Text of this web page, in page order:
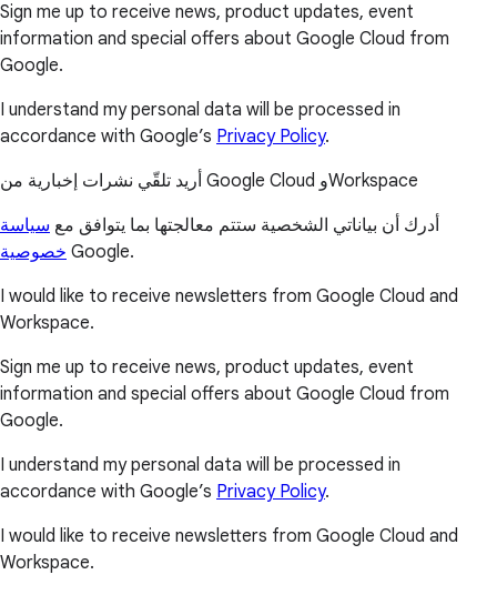
Sign me up to receive news, product updates, event
information and special offers about Google Cloud from
Google.
I understand my personal data will be processed in
accordance with Google’s Privacy Policy.
أريد تلقّي نشرات إخبارية من Google Cloud وWorkspace
أدرك أن بياناتي الشخصية ستتم معالجتها بما يتوافق مع سياسة
خصوصية Google.
I would like to receive newsletters from Google Cloud and
Workspace.
Sign me up to receive news, product updates, event
information and special offers about Google Cloud from
Google.
I understand my personal data will be processed in
accordance with Google’s Privacy Policy.
I would like to receive newsletters from Google Cloud and
Workspace.